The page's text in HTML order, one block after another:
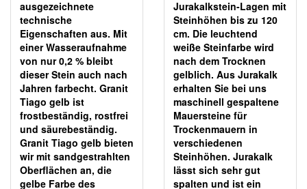
ausgezeichnete
technische
Eigenschaften aus. Mit
einer Wasseraufnahme
von nur 0,2 % bleibt
dieser Stein auch nach
Jahren farbecht. Granit
Tiago gelb ist
frostbeständig, rostfrei
und säurebeständig.
Granit Tiago gelb bieten
wir mit sandgestrahlten
Oberflächen an, die
gelbe Farbe des
Jurakalkstein-Lagen mit
Steinhöhen bis zu 120
cm. Die leuchtend
weiße Steinfarbe wird
nach dem Trocknen
gelblich. Aus Jurakalk
erhalten Sie bei uns
maschinell gespaltene
Mauersteine für
Trockenmauern in
verschiedenen
Steinhöhen. Jurakalk
lässt sich sehr gut
spalten und ist ein